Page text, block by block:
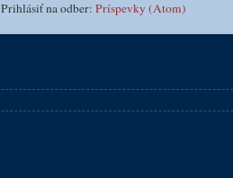
Prihlásiť na odber: Príspevky (Atom)